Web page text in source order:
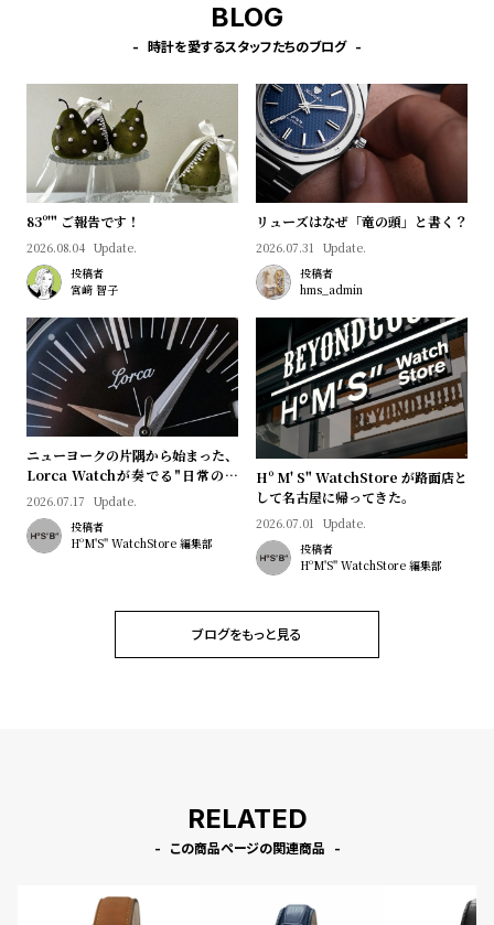
BLOG
時計を愛するスタッフたちのブログ
83º'" ご報告です！
2026.08.04 Update.
投稿者
宮﨑 智子
リューズはなぜ「竜の頭」と書く？
2026.07.31 Update.
投稿者
hms_admin
ニューヨークの片隅から始まった、
Lorca Watchが奏でる"日常のロ
マン"｜Brand Picks #08
2026.07.17 Update.
投稿者
HºM'S" WatchStore 編集部
Hº M' S" WatchStore が路面店と
して名古屋に帰ってきた。
2026.07.01 Update.
投稿者
HºM'S" WatchStore 編集部
ブログをもっと見る
RELATED
この商品ページの関連商品